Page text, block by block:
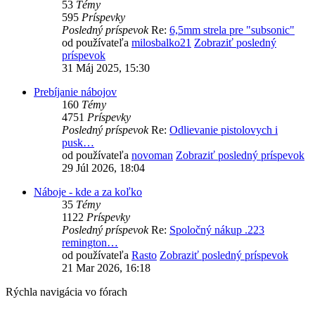
53 Témy
595 Príspevky
Posledný príspevokRe: 6,5mm strela pre "subsonic"
od používateľa milosbalko21 Zobraziť posledný
príspevok
31 Máj 2025, 15:30
Prebíjanie nábojov
160 Témy
4751 Príspevky
Posledný príspevokRe: Odlievanie pistolovych i
pusk…
od používateľa novoman Zobraziť posledný príspevok
29 Júl 2026, 18:04
Náboje - kde a za koľko
35 Témy
1122 Príspevky
Posledný príspevokRe: Spoločný nákup .223
remington…
od používateľa Rasto Zobraziť posledný príspevok
21 Mar 2026, 16:18
Rýchla navigácia vo fórach